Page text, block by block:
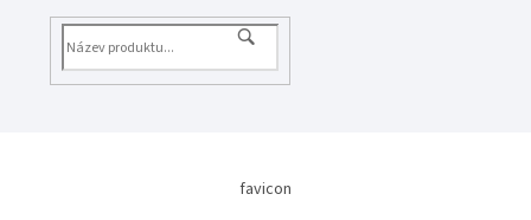
favicon